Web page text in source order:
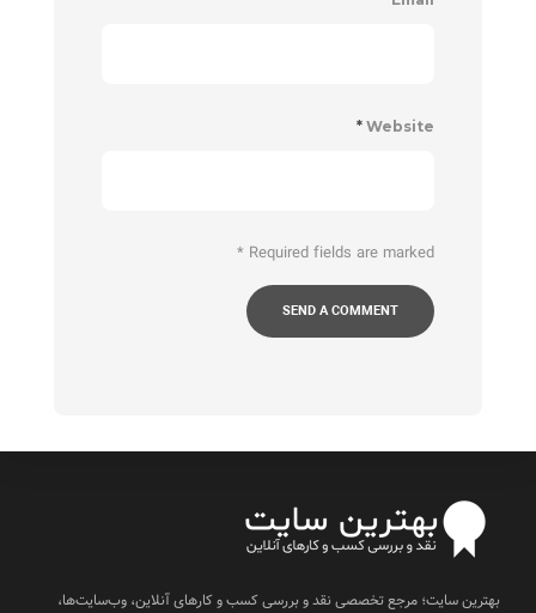
Website
*
Required fields are marked
*
بهترین سایت؛ مرجع تخصصی نقد و بررسی کسب و کارهای آنلاین، وب‌سایت‌ها،